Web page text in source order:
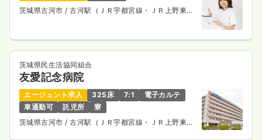
茨城県古河市 / 古河駅（ＪＲ宇都宮線・ＪＲ上野東京
茨城県民生活協同組合
友愛記念病院
エージェント求人 325床 7:1
電子カルテ
車通勤可
託児所
寮
茨城県古河市/ 古河駅（ＪＲ宇都宮線・ＪＲ上野東京